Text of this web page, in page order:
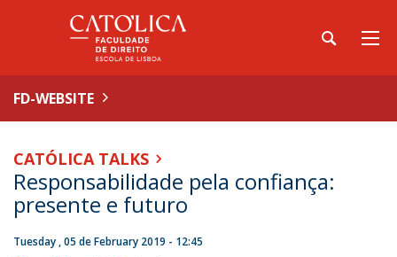
FD-WEBSITE
CATÓLICA TALKS
Responsabilidade pela confiança:
presente e futuro
Tuesday , 05 de February 2019 - 12:45